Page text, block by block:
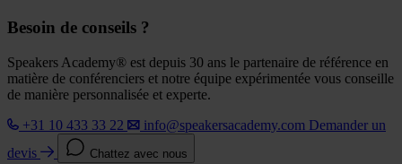
Besoin de conseils ?
Speakers Academy® est depuis 30 ans le partenaire de référence en
matière de conférenciers et notre équipe expérimentée vous conseille
de manière personnalisée et experte.
+31 10 433 33 22
info@speakersacademy.com Demander un
devis
Chattez avec nous